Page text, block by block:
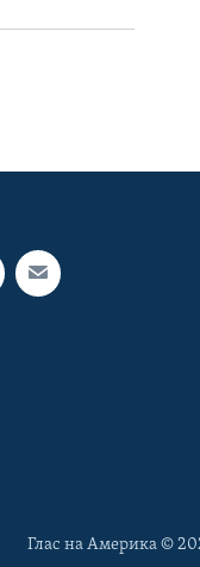
Глас на Америка ©